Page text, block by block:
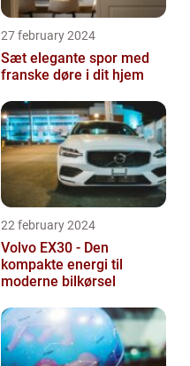
27 february 2024
Sæt elegante spor med
franske døre i dit hjem
22 february 2024
Volvo EX30 - Den
kompakte energi til
moderne bilkørsel